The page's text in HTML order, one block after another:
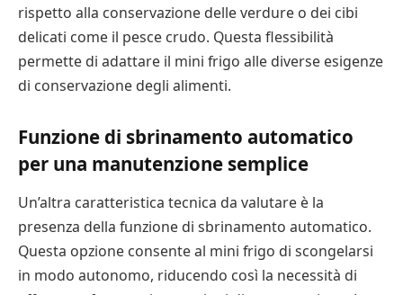
rispetto alla conservazione delle verdure o dei cibi
delicati come il pesce crudo. Questa flessibilità
permette di adattare il mini frigo alle diverse esigenze
di conservazione degli alimenti.
Funzione di sbrinamento automatico
per una manutenzione semplice
Un’altra caratteristica tecnica da valutare è la
presenza della funzione di sbrinamento automatico.
Questa opzione consente al mini frigo di scongelarsi
in modo autonomo, riducendo così la necessità di